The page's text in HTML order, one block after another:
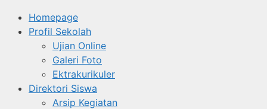
Homepage
Profil Sekolah
Ujian Online
Galeri Foto
Ektrakurikuler
Direktori Siswa
Arsip Kegiatan